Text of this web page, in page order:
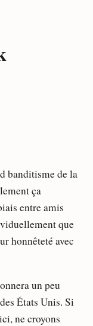
banditisme de la
ça
entre amis
que
honnêteté avec
un peu
États Unis. Si
ne croyons